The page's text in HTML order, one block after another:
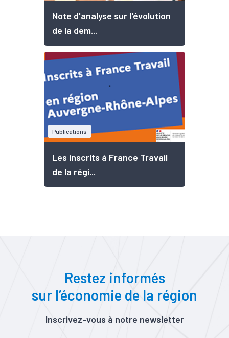
Note d'analyse sur l'évolution
de la dem...
Publications
Les inscrits à France Travail
de la régi...
Restez informés
sur l’économie de la région
Inscrivez-vous à notre newsletter